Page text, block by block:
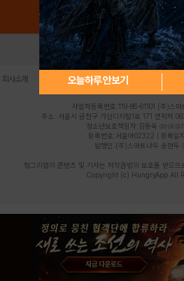
오늘하루 안보기
로그인 PC버전
회사소개 | 개인정보 처리방침
사업자등록번호:119-86-61101 (주)스
주소: 서울시 금천구 가산디지털1로 171 연락처
청소년보호책임자:김동욱
등록번호:서울아02322 | 등록일
발행인:(주)스마트나우 송현두
헝그리앱의 콘텐츠 및 기사는 저작권법의 보호를 받으
Copyright (c) HungryApp All